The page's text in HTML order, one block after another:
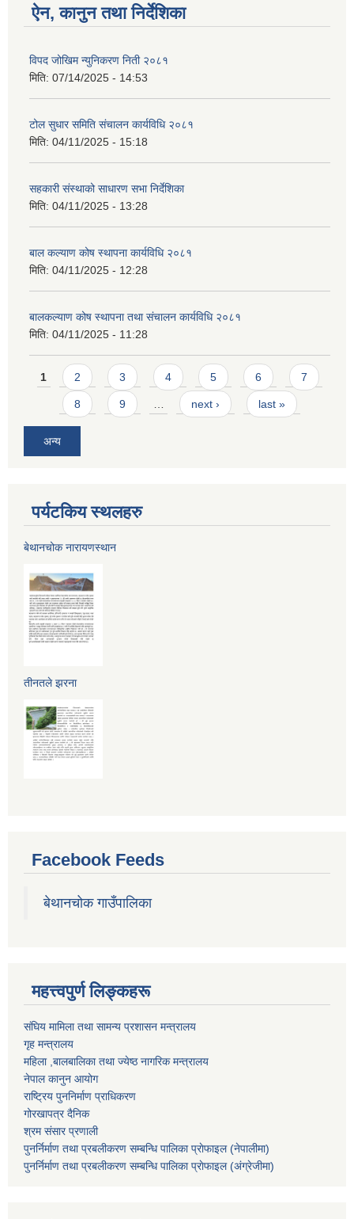
ऐन, कानुन तथा निर्देशिका
विपद जोखिम न्युनिकरण निती २०८१
मिति: 07/14/2025 - 14:53
टोल सुधार समिति संचालन कार्यविधि २०८१
मिति: 04/11/2025 - 15:18
सहकारी संस्थाको साधारण सभा निर्देशिका
मिति: 04/11/2025 - 13:28
बाल कल्याण कोष स्थापना कार्यविधि २०८१
मिति: 04/11/2025 - 12:28
बालकल्याण कोष स्थापना तथा संचालन कार्यविधि २०८१
मिति: 04/11/2025 - 11:28
Pages
1 2 3 4 5 6 7
8 9 … next › last »
अन्य
पर्यटकिय स्थलहरु
बेथानचोक नारायणस्थान
तीनतले झरना
Facebook Feeds
बेथानचोक गाउँपालिका
महत्त्वपुर्ण लिङ्कहरू
संघिय मामिला तथा सामन्य प्रशासन मन्त्रालय
गृह मन्त्रालय
महिला ,बालबालिका तथा ज्येष्ठ नागरिक मन्त्रालय
नेपाल कानुन आयोग
राष्ट्रिय पुननिर्माण प्राधिकरण
गोरखापत्र दैनिक
श्रम संसार प्रणाली
पुनर्निर्माण तथा प्रबलीकरण सम्बन्धि पालिका प्राेफाइल (नेपालीमा)
पुनर्निर्माण तथा प्रबलीकरण सम्बन्धि पालिका प्राेफाइल(अंग्रेजीमा)